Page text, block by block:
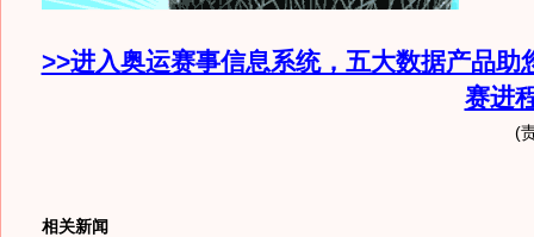
>>进入奥运赛事信息系统，五大数据产品助
赛进
(
相关新闻